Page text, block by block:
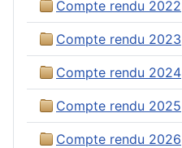
Compte rendu 2022
Compte rendu 2023
Compte rendu 2024
Compte rendu 2025
Compte rendu 2026